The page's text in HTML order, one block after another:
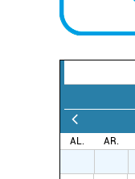
AL. AR.